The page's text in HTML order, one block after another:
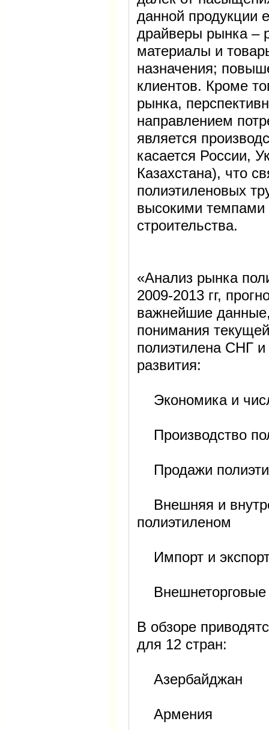
данной продукции
драйверы рынка –
материалы и
назначения;
клиентов. Кроме
рынка,
направлением
является
касается России,
Казахстана), что
полиэтиленовых
высокими темпами
строительства.
«Анализ рынка
2009-2013 гг,
важнейшие
понимания
полиэтилена СНГ и
развития:
Экономика и
Производство
Продажи
Внешняя и
полиэтиленом
Импорт и
Внешнеторговые
В обзоре
для 12 стран:
Азербайджан
Армения